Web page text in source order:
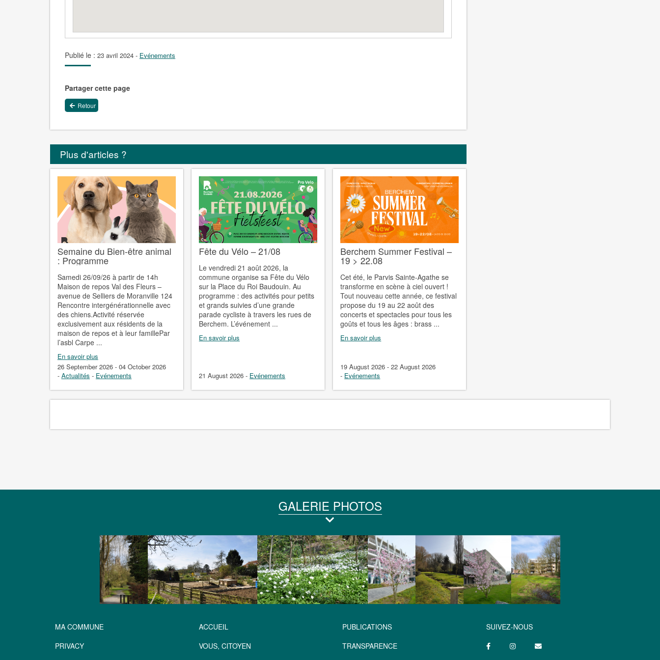
Publié le : 23 avril 2024 - Evénements
Partager cette page
Retour
Plus d'articles ?
Semaine du Bien-être animal
: Programme
Samedi 26/09/26 à partir de 14h
Maison de repos Val des Fleurs –
avenue de Selliers de Moranville 124
Rencontre intergénérationnelle avec
des chiens.Activité réservée
exclusivement aux résidents de la
maison de repos et à leur famillePar
l’asbl Carpe ...
En savoir plus
26 September 2026 - 04 October 2026
- Actualités - Evénements
Fête du Vélo – 21/08
Le vendredi 21 août 2026, la
commune organise sa Fête du Vélo
sur la Place du Roi Baudouin. Au
programme : des activités pour petits
et grands suivies d’une grande
parade cycliste à travers les rues de
Berchem. L’événement ...
En savoir plus
21 August 2026- Evénements
Berchem Summer Festival –
19 > 22.08
Cet été, le Parvis Sainte-Agathe se
transforme en scène à ciel ouvert !
Tout nouveau cette année, ce festival
propose du 19 au 22 août des
concerts et spectacles pour tous les
goûts et tous les âges : brass ...
En savoir plus
19 August 2026 - 22 August 2026
- Evénements
GALERIE PHOTOS
MA COMMUNE
PRIVACY
ACCUEIL
VOUS, CITOYEN
PUBLICATIONS
TRANSPARENCE
SUIVEZ-NOUS